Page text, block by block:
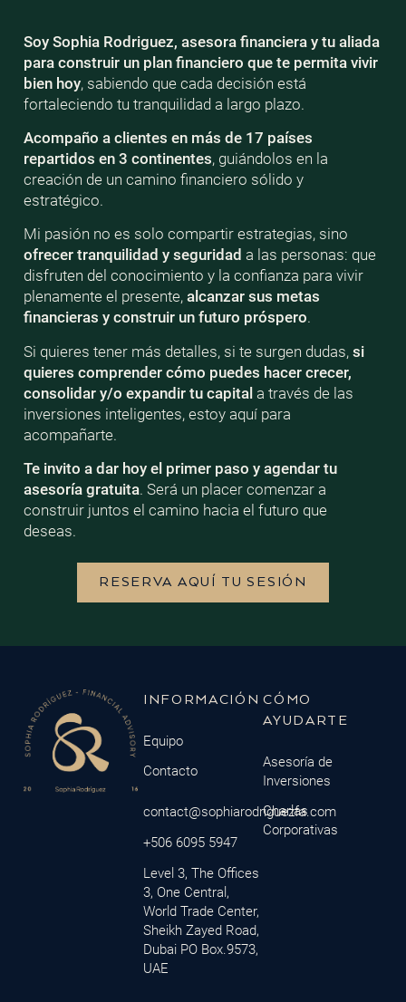
Soy Sophia Rodriguez, asesora financiera y tu aliada
para construir un plan financiero que te permita vivir
bien hoy, sabiendo que cada decisión está
fortaleciendo tu tranquilidad a largo plazo.
Acompaño a clientes en más de 17 países
repartidos en 3 continentes, guiándolos en la
creación de un camino financiero sólido y
estratégico.
Mi pasión no es solo compartir estrategias, sino
ofrecer tranquilidad y seguridad a las personas: que
disfruten del conocimiento y la confianza para vivir
plenamente el presente, alcanzar sus metas
financieras y construir un futuro próspero.
Si quieres tener más detalles, si te surgen dudas, si
quieres comprender cómo puedes hacer crecer,
consolidar y/o expandir tu capitala través de las
inversiones inteligentes, estoy aquí para
acompañarte.
Te invito a dar hoy el primer paso y agendar tu
asesoría gratuita. Será un placer comenzar a
construir juntos el camino hacia el futuro que
deseas.
RESERVA AQUÍ TU SESIÓN
INFORMACIÓN
Equipo
Contacto
contact@sophiarodriguezfa.com
+506 6095 5947
Level 3, The Offices
3, One Central,
World Trade Center,
Sheikh Zayed Road,
Dubai PO Box.9573,
UAE
CÓMO
AYUDARTE
Asesoría de
Inversiones
Charlas
Corporativas